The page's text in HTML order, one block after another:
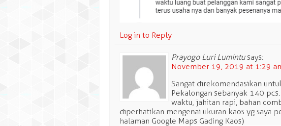
Log in to Reply
Prayogo Luri Lumintu says:
November 19, 2019 at 1:29
Sangat direkomendasikan
Pekalongan sebanyak 140
waktu, jahitan rapi, bahan
diperhatikan mengenai ukuran kaos yg saya
halaman Google Maps Gading Kaos)